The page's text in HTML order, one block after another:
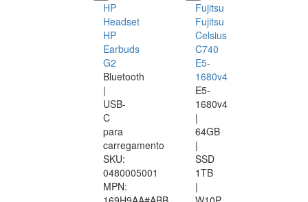
HP
Headset
HP
Earbuds
G2
Bluetooth
|
USB-
C
para
carregamento
SKU:
0480005001
MPN:
Fujitsu
Fujitsu
Celsius
C740
E5-
1680v4
E5-
1680v4
|
64GB
|
SSD
1TB
|